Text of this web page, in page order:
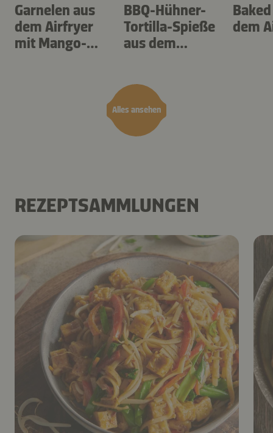
Alles ansehen
Garnelen aus
dem Airfryer
mit Mango-
BBQ-Hühner-
Tortilla-Spieße
aus dem
dem
REZEPTSAMMLUNGEN